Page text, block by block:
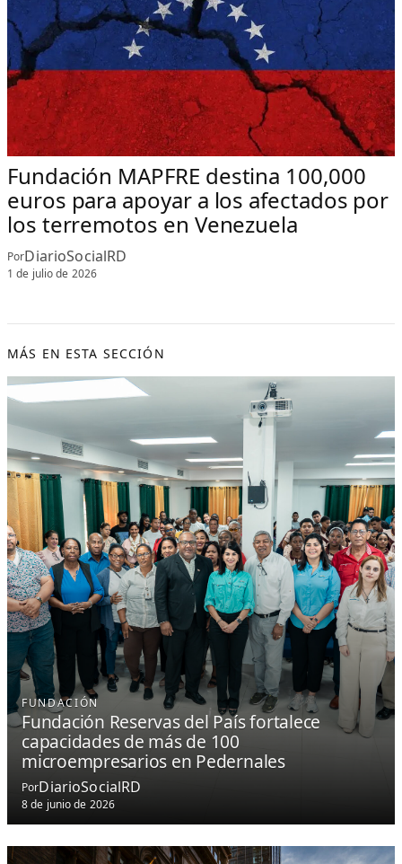
Fundación MAPFRE destina 100,000
euros para apoyar a los afectados por
los terremotos en Venezuela
PorDiarioSocialRD
1 de julio de 2026
MÁS EN ESTA SECCIÓN
FUNDACIÓN
Fundación Reservas del País fortalece
capacidades de más de 100
microempresarios en Pedernales
PorDiarioSocialRD
8 de junio de 2026